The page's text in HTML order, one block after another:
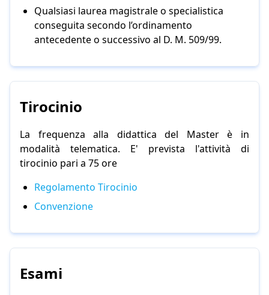
Qualsiasi laurea magistrale o specialistica
conseguita secondo l’ordinamento
antecedente o successivo al D. M. 509/99.
Tirocinio
La frequenza alla didattica del Master è in
modalità telematica. E' prevista l'attività di
tirocinio pari a 75 ore
Regolamento Tirocinio
Convenzione
Esami